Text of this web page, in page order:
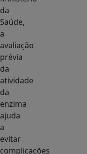
da
Saúde,
a
avaliação
prévia
da
atividade
da
enzima
ajuda
a
evitar
complicações